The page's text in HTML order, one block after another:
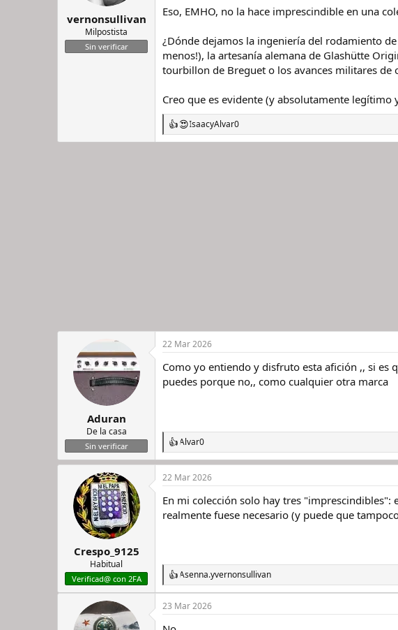
e
s
vernonsullivan
Milpostista
Sin verificar
Eso, EMHO, no la hace imprescindible en una
¿Dónde dejamos la ingeniería del rodamiento
menos!), la artesanía alemana de Glashütte
tourbillon de Breguet o los avances militares de
Creo que es evidente (y absolutamente
R
e
IsaacyAlvar0
Aduran
De la casa
Sin verificar
22 Mar 2026
Como yo entiendo y disfruto esta afición ,, si es
puedes porque no,, como cualquier otra marca
R
e
a
c
i
o
Alvar0
Crespo_9125
Habitual
Verificad@ con 2FA
22 Mar 2026
En mi colección solo hay tres "imprescindibles":
realmente fuese necesario (y puede que
R
e
a
c
c
Asenna.yvernonsullivan
23 Mar 2026